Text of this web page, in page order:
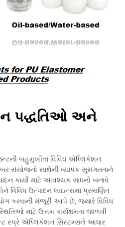
પદ્ધતિઓ અને
બહુમુખીતા વિવિધ એપ્લિકેશન
સંયોજનો સાથેની વ્યાપક સુસંગતતાને
કાર્યો માટે આવશ્યક સાધનો બનાવે
ઉત્પાદન લાઇન્સમાં પ્રમાણિત
કરવાની મંજૂરી આપે છે, જ્યારે વિવિધ
માટે ઉત્તમ કાર્યક્ષમતા જાળવી
સ્પ્રે એપ્લિકેશન સિસ્ટમ્સને આધાર